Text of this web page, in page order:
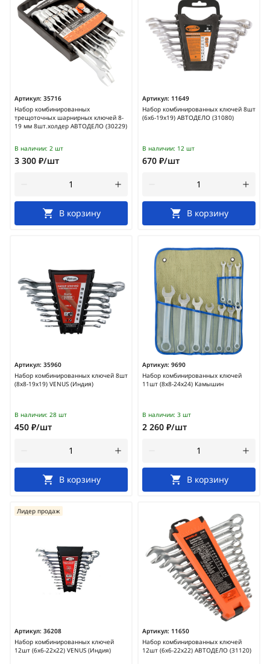
Артикул: 35716
Набор комбинированных
трещоточных шарнирных ключей 8-
19 мм 8шт.холдер АВТОДЕЛО (30229)
В наличии: 2 шт
3 300 ₽/шт
В корзину
Артикул: 11649
Набор комбинированных ключей 8шт
(6х6-19х19) АВТОДЕЛО (31080)
В наличии: 12 шт
670 ₽/шт
В корзину
Артикул: 35960
Набор комбинированных ключей 8шт
(8х8-19х19) VENUS (Индия)
В наличии: 28 шт
450 ₽/шт
В корзину
Артикул: 9690
Набор комбинированных ключей
11шт (8х8-24х24) Камышин
В наличии: 3 шт
2 260 ₽/шт
В корзину
Артикул: 36208
Набор комбинированных ключей
12шт (6х6-22х22) VENUS (Индия)
Лидер продаж
Артикул: 11650
Набор комбинированных ключей
12шт (6х6-22х22) АВТОДЕЛО (31120)